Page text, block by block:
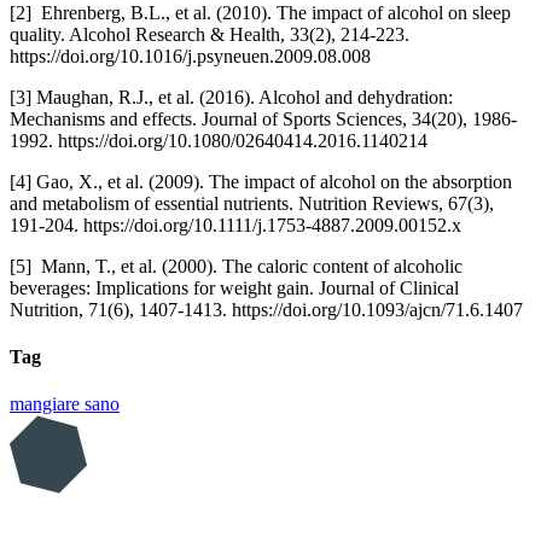
[2] Ehrenberg, B.L., et al. (2010). The impact of alcohol on sleep
quality. Alcohol Research & Health, 33(2), 214-223.
https://doi.org/10.1016/j.psyneuen.2009.08.008
[3] Maughan, R.J., et al. (2016). Alcohol and dehydration:
Mechanisms and effects. Journal of Sports Sciences, 34(20), 1986-
1992. https://doi.org/10.1080/02640414.2016.1140214
[4] Gao, X., et al. (2009). The impact of alcohol on the absorption
and metabolism of essential nutrients. Nutrition Reviews, 67(3),
191-204. https://doi.org/10.1111/j.1753-4887.2009.00152.x
[5] Mann, T., et al. (2000). The caloric content of alcoholic
beverages: Implications for weight gain. Journal of Clinical
Nutrition, 71(6), 1407-1413. https://doi.org/10.1093/ajcn/71.6.1407
Tag
mangiare sano